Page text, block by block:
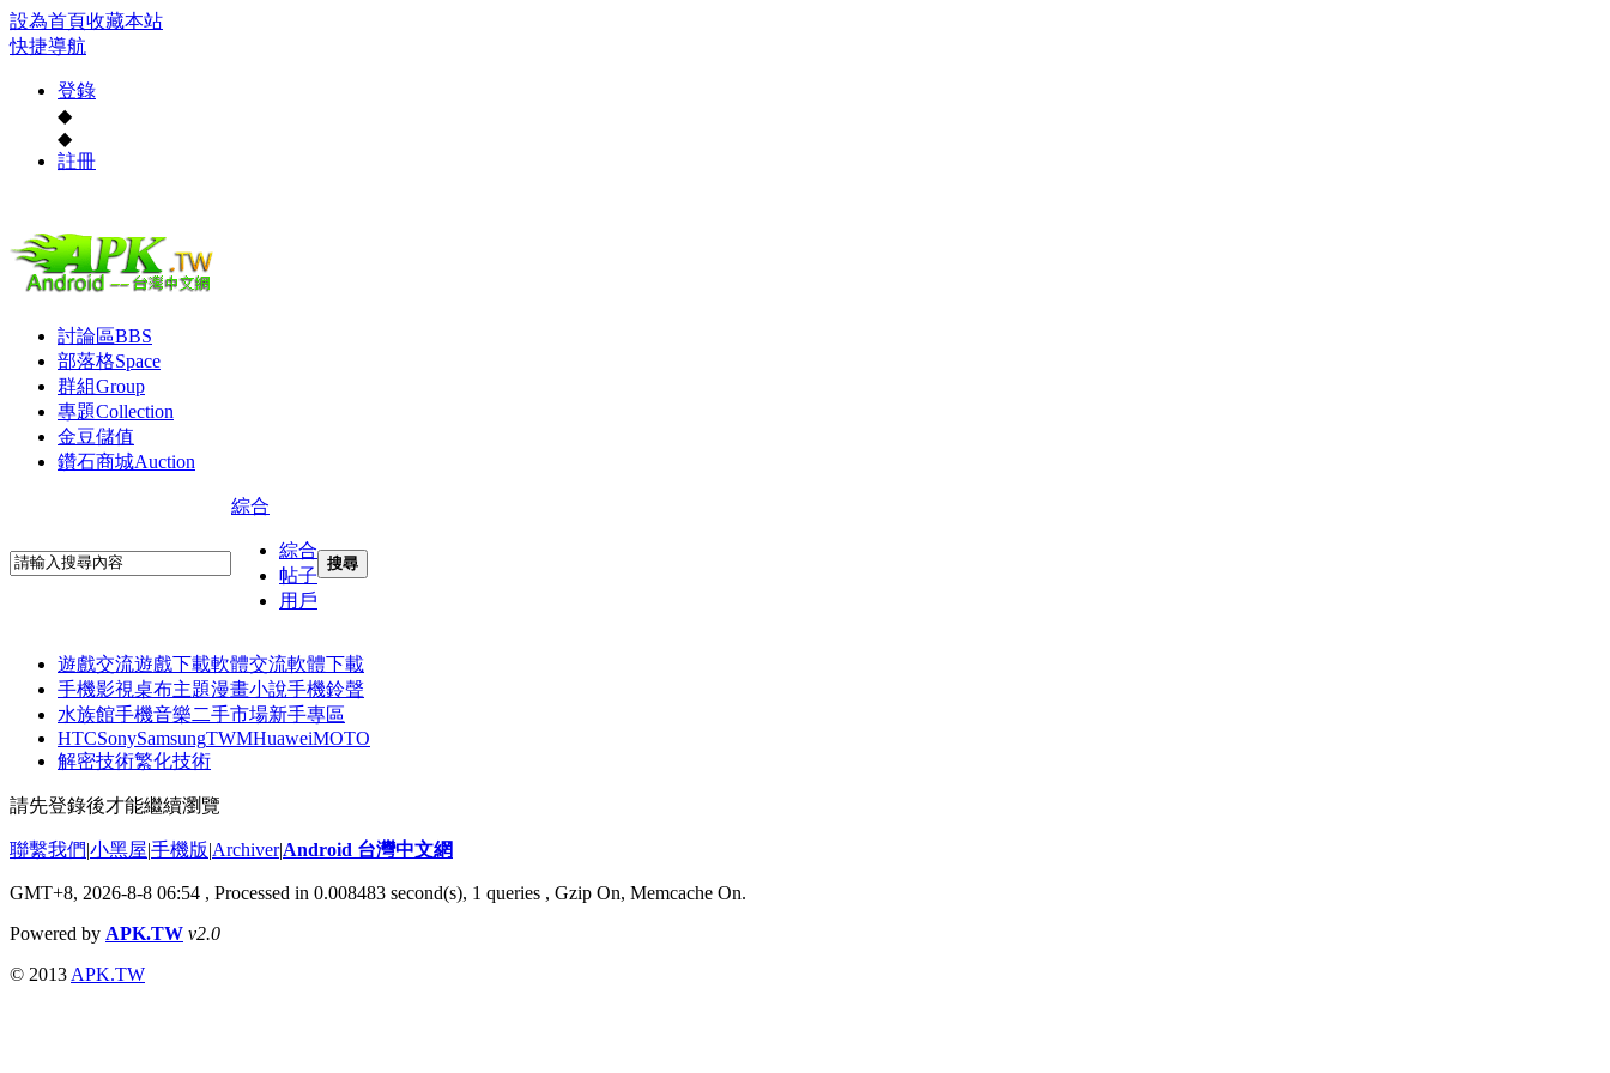
設為首頁收藏本站
快捷導航
登錄
◆
◆
註冊
討論區BBS
部落格Space
群組Group
專題Collection
金豆儲值
鑽石商城Auction
綜合
綜合
帖子
用戶
搜尋
遊戲交流遊戲下載軟體交流軟體下載
手機影視桌布主題漫畫小說手機鈴聲
水族館手機音樂二手市場新手專區
HTCSonySamsungTWMHuaweiMOTO
解密技術繁化技術
請先登錄後才能繼續瀏覽
聯繫我們|小黑屋|手機版|Archiver|Android 台灣中文網
GMT+8, 2026-8-8 06:54 , Processed in 0.008483 second(s), 1 queries , Gzip On, Memcache On.
Powered by APK.TW v2.0
© 2013 APK.TW